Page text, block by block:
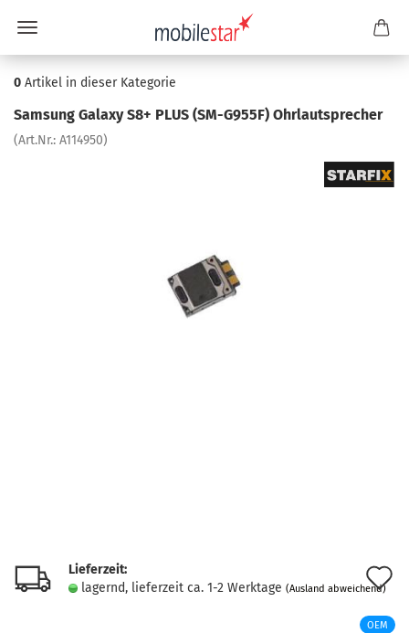
0 Artikel in dieser Kategorie
Sam­sung Ga­la­xy S8+ PLUS (SM-​G955F) Ohr­laut­spre­cher
(Art.Nr.: A114950)
Lieferzeit:
lagernd, lieferzeit ca. 1-2 Werktage (Ausland abweichend)
OEM